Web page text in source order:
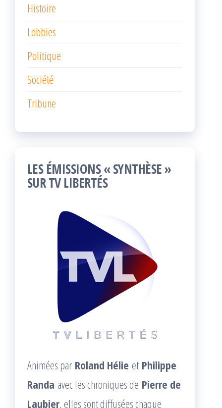
Histoire
Lobbies
Politique
Société
Tribune
LES ÉMISSIONS « SYNTHÈSE »
SUR TV LIBERTÉS
Animées par Roland Hélie et Philippe
Randa avec les chroniques de Pierre de
Laubier, elles sont diffusées chaque